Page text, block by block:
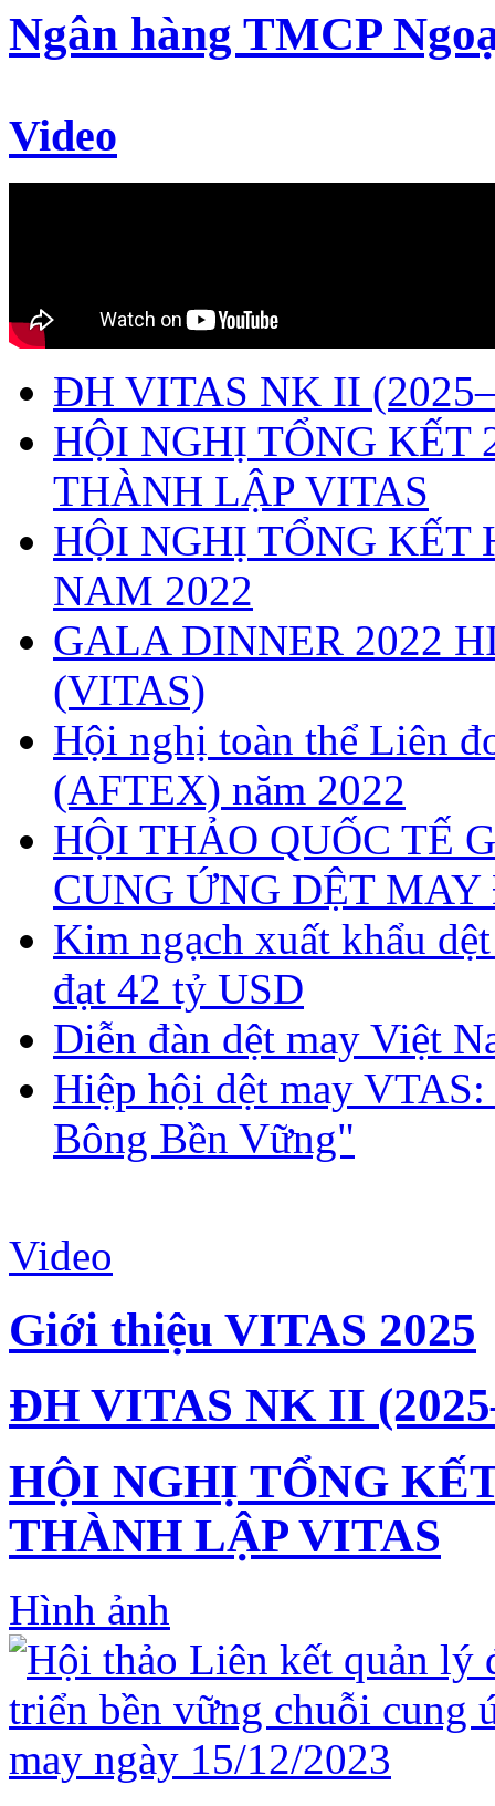
Ngân hàng TMCP
Video
ĐH VITAS NK II
HỘI NGHỊ TỔNG
THÀNH LẬP VITAS
HỘI NGHỊ TỔNG KẾT
NAM 2022
GALA DINNER 2022
(VITAS)
Hội nghị toàn thể Liên
(AFTEX) năm 2022
HỘI THẢO QUỐC TẾ
CUNG ỨNG DỆT
Kim ngạch xuất khẩu
đạt 42 tỷ USD
Diễn đàn dệt may Việt
Hiệp hội dệt may
Bông Bền Vững"
Video
Giới thiệu VITAS 2025
ĐH VITAS NK II
HỘI NGHỊ TỔNG
THÀNH LẬP VITAS
Hình ảnh